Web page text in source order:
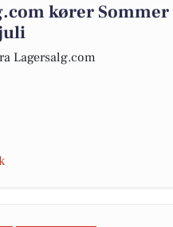
kører
Lagersalg.com